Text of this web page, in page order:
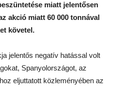
miatt jelentősen
akció miatt 60 000 tonnával
követel.
jelentős negatív hatással volt
Spanyolországot, az
eljuttatott közleményében az